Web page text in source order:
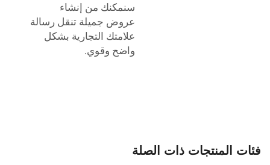
سنمكنك من إنشاء
عروض جميلة تنقل رسالة
علامتك التجارية بشكل
واضح وقوي.
فئات المنتجات ذات الصلة